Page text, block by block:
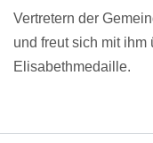
Vertretern der
und freut sich mit
Elisabethmedaille.